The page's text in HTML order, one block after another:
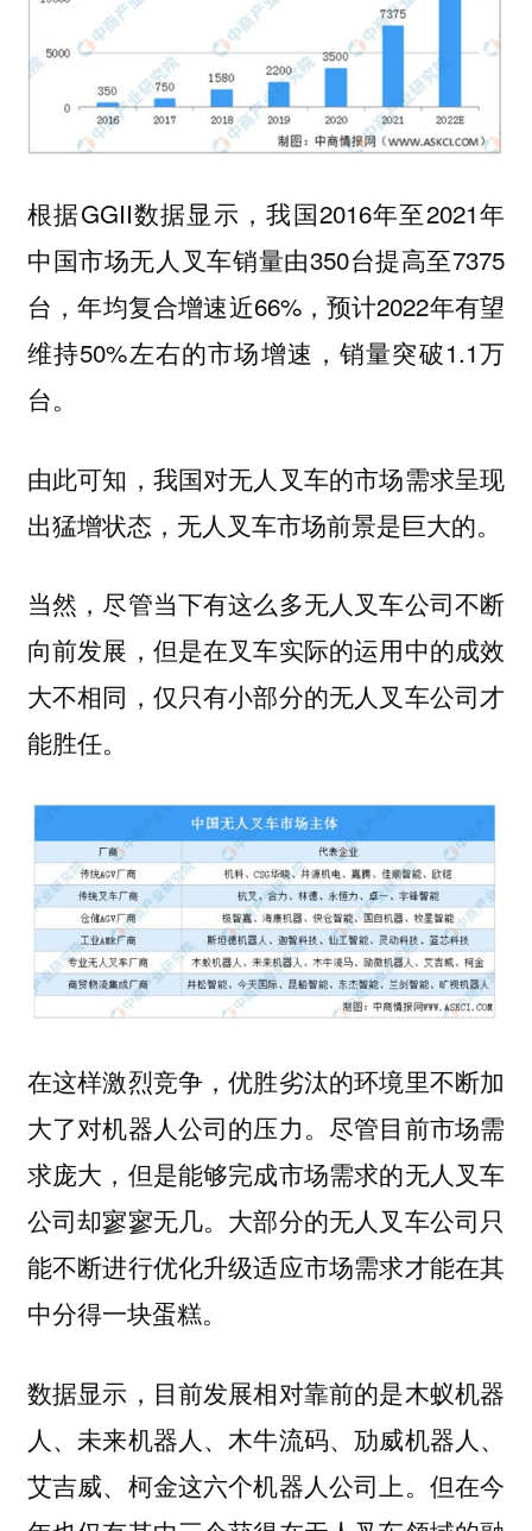
根据GGII数据显示，我国2016年至2021年
中国市场无人叉车销量由350台提高至7375
台，年均复合增速近66%，预计2022年有望
维持50%左右的市场增速，销量突破1.1万
台。
由此可知，我国对无人叉车的市场需求呈现
出猛增状态，无人叉车市场前景是巨大的。
当然，尽管当下有这么多无人叉车公司不断
向前发展，但是在叉车实际的运用中的成效
大不相同，仅只有小部分的无人叉车公司才
能胜任。
在这样激烈竞争，优胜劣汰的环境里不断加
大了对机器人公司的压力。尽管目前市场需
求庞大，但是能够完成市场需求的无人叉车
公司却寥寥无几。大部分的无人叉车公司只
能不断进行优化升级适应市场需求才能在其
中分得一块蛋糕。
数据显示，目前发展相对靠前的是木蚁机器
人、未来机器人、木牛流码、劢威机器人、
艾吉威、柯金这六个机器人公司上。但在今